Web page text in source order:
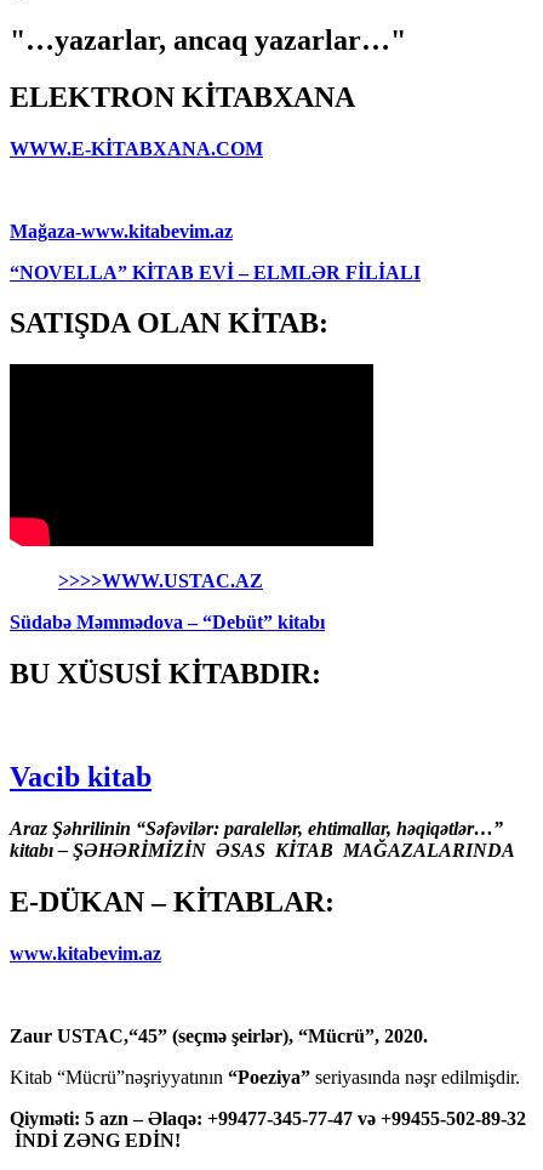
"…yazarlar, ancaq yazarlar…"
ELEKTRON KİTABXANA
WWW.E-KİTABXANA.COM
Mağaza-www.kitabevim.az
“NOVELLA” KİTAB EVİ – ELMLƏR FİLİALI
SATIŞDA OLAN KİTAB:
>>>>WWW.USTAC.AZ
Südabə Məmmədova – “Debüt” kitabı
BU XÜSUSİ KİTABDIR:
Vacib kitab
Araz Şəhrilinin “Səfəvilər: paralellər, ehtimallar, həqiqətlər…”
kitabı – ŞƏHƏRİMİZİN ƏSAS KİTAB MAĞAZALARINDA
E-DÜKAN – KİTABLAR:
www.kitabevim.az
Zaur USTAC,“45” (seçmə şeirlər), “Mücrü”, 2020.
Kitab “Mücrü”nəşriyyatının “Poeziya” seriyasında nəşr edilmişdir.
Qiyməti: 5 azn – Əlaqə: +99477-345-77-47 və +99455-502-89-32
İNDİ ZƏNG EDİN!